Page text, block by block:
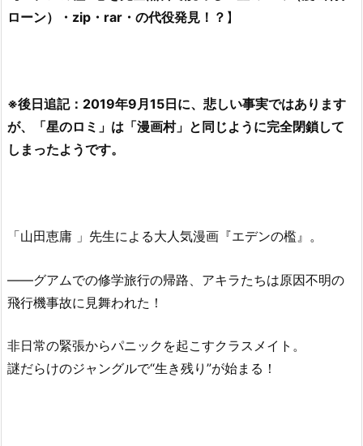
ローン）・zip・rar・の代役発見！？ 】
※後日追記：2019年9月15日に、悲しい事実ではあります
が、「星のロミ」は「漫画村」と同じように完全閉鎖して
しまったようです。
「山田恵庸 」先生による大人気漫画『エデンの檻』。
――グアムでの修学旅行の帰路、アキラたちは原因不明の
飛行機事故に見舞われた！
非日常の緊張からパニックを起こすクラスメイト。
謎だらけのジャングルで“生き残り”が始まる！